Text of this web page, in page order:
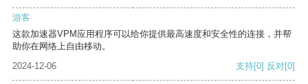
游客
这款加速器VPM应用程序可以给你提供最高速度和安全性的连接，并帮
助你在网络上自由移动。
2024-12-06
支持[0] 反对[0]